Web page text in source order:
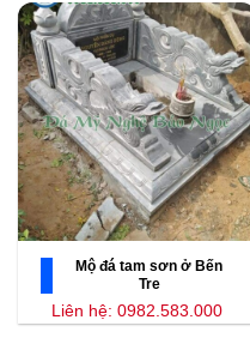
Mộ đá tam sơn ở Bến
Tre
Liên hệ: 0982.583.000